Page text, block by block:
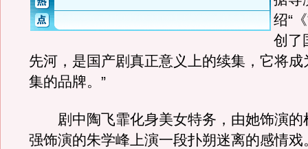
绍“
创了
先河，是国产剧真正意义上的续集，它将成
集的品牌。”
剧中陶飞霏化身美女特务，由她饰演的
强饰演的朱学峰上演一段扑朔迷离的感情戏